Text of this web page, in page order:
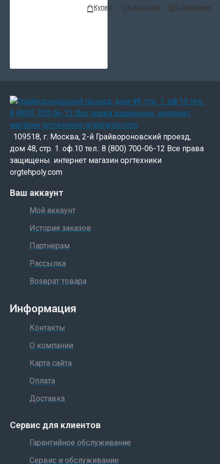
Купить В закладки В сравнение
109518, г. Москва, 2-й Грайвороновский проезд,
дом 48, стр. 1. оф.10 тел.: 8 (800) 700-06-12 Все права
защищены. интернет магазин оргтехники
orgtehpoly.com
Ваш аккаунт
Мой аккаунт
История заказов
Партнерам
Рассылка
Возврат товара
Информация
Контакты
О компании
Карта сайта
Оплата
Доставка
Сервис для клиентов
Гарантийное обслуживание
Сервис и обслуживание